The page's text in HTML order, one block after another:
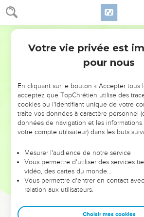
NE MANQUEZ PAS
DE L’ANNÉE !
ET SI LEURS ERREURS POUVAIENT
VOTRES ?
leur foi ou leur vision. Mais on voit moins
et les saisons difficiles qu'ils ont traversés,
sont elles qui les ont
Dans cette conférence, leaders,
clés pour avancer avec plus de sagesse
Votre vie privée est
pour nous
En cliquant sur le bouton « Accepter tous
acceptez que TopChrétien utilise des
cookies ou l'identifiant unique de votre
traite vos données à caractère personnel
données de navigation et les
votre compte utilisateur) dans les buts
Mesurer l'audience de notre service
Vous permettre d'utiliser des services
vidéo, des cartes du monde…
Vous permettre d'entrer en contact
relation aux utilisateurs.
Choisir mes cookies